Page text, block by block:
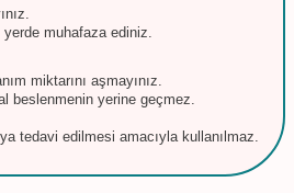
muhafaza ediniz.
miktarını aşmayınız.
beslenmenin yerine geçmez.
tedavi edilmesi amacıyla kullanılmaz.